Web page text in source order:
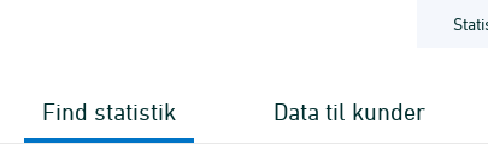
Find statistik Data til kunder